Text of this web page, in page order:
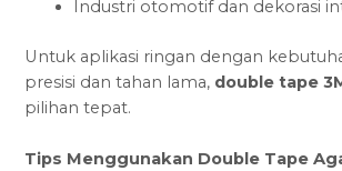
Industri otomotif dan dekorasi
Untuk aplikasi ringan dengan
presisi dan tahan lama, double tape
pilihan tepat.
Tips Menggunakan Double Tape